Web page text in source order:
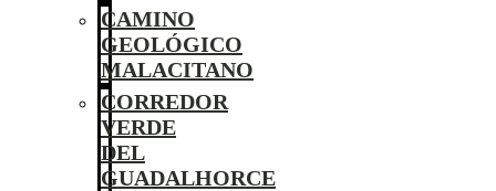
CAMINO
GEOLÓGICO
MALACITANO
CORREDOR
VERDE
DEL
GUADALHORCE